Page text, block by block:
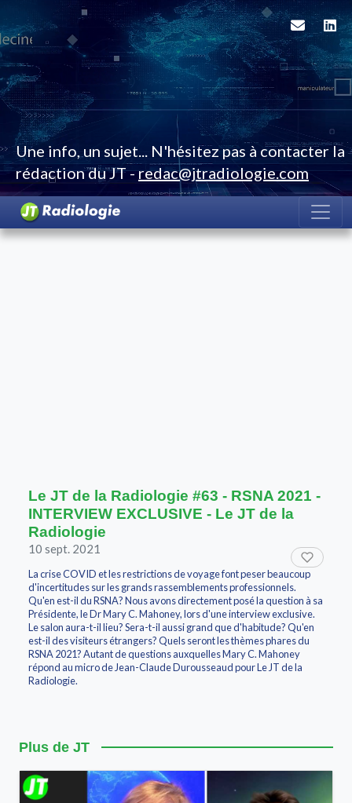
Une info, un sujet... N'hésitez pas à contacter la
rédaction du JT -redac@jtradiologie.com
Le JT de la Radiologie #63 - RSNA 2021 -
INTERVIEW EXCLUSIVE - Le JT de la
Radiologie
10 sept. 2021
La crise COVID et les restrictions de voyage font peser beaucoup
d'incertitudes sur les grands rassemblements professionnels.
Qu'en est-il du RSNA? Nous avons directement posé la question à sa
Présidente, le Dr Mary C. Mahoney, lors d'une interview exclusive.
Le salon aura-t-il lieu? Sera-t-il aussi grand que d'habitude? Qu'en
est-il des visiteurs étrangers? Quels seront les thèmes phares du
RSNA 2021? Autant de questions auxquelles Mary C. Mahoney
répond au micro de Jean-Claude Durousseaud pour Le JT de la
Radiologie.
Plus de JT